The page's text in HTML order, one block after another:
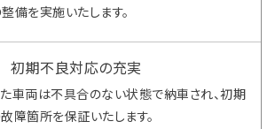
備を実施いたします。
初期不良対応の充実
車両は不具合のない状態で納車され、初期
障箇所を保証いたします。